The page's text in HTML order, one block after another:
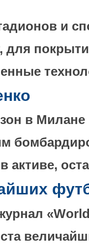
и
для
в Милане
активе,